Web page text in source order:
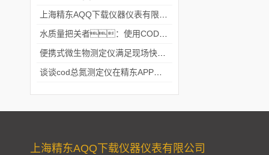
上海精东AQQ下载仪器仪表有限公司